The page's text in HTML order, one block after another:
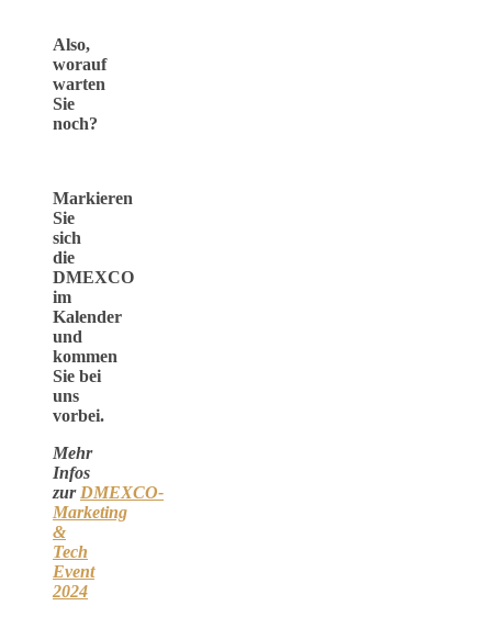
Also,
worauf
warten
Sie
noch?
Markieren
Sie
sich
die
DMEXCO
im
Kalender
und
kommen
Sie bei
uns
vorbei.
Mehr
Infos
zur DMEXCO-
Marketing
&
Tech
Event
2024